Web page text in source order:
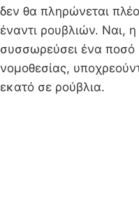
δεν θα πληρώνεται
έναντι ρουβλιών. Ναι,
συσσωρεύσει ένα
νομοθεσίας,
εκατό σε ρούβλια.